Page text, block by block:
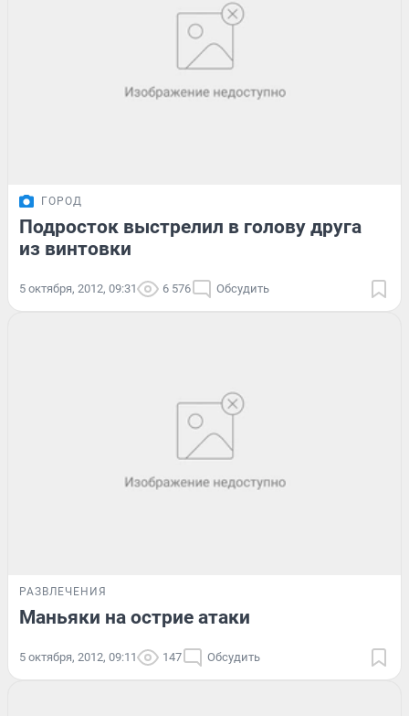
ГОРОД
Подросток выстрелил в голову друга
из винтовки
5 октября, 2012, 09:31 6 576 Обсудить
РАЗВЛЕЧЕНИЯ
Маньяки на острие атаки
5 октября, 2012, 09:11 147 Обсудить